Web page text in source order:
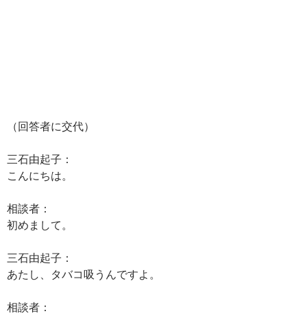
（回答者に交代）
三石由起子：
こんにちは。
相談者：
初めまして。
三石由起子：
あたし、タバコ吸うんですよ。
相談者：